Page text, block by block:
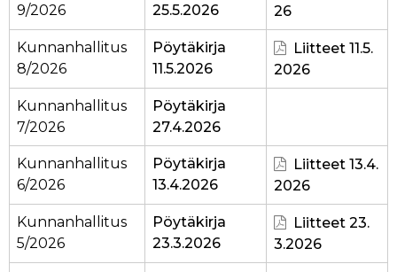
9/2026
25.5.2026
26
Kunnanhallitus
8/2026
Pöytäkirja
11.5.2026
Liitteet 11.5.
2026
Kunnanhallitus
7/2026
Pöytäkirja
27.4.2026
Kunnanhallitus
6/2026
Pöytäkirja
13.4.2026
Liitteet 13.4.
2026
Kunnanhallitus
5/2026
Pöytäkirja
23.3.2026
Liitteet 23.
3.2026